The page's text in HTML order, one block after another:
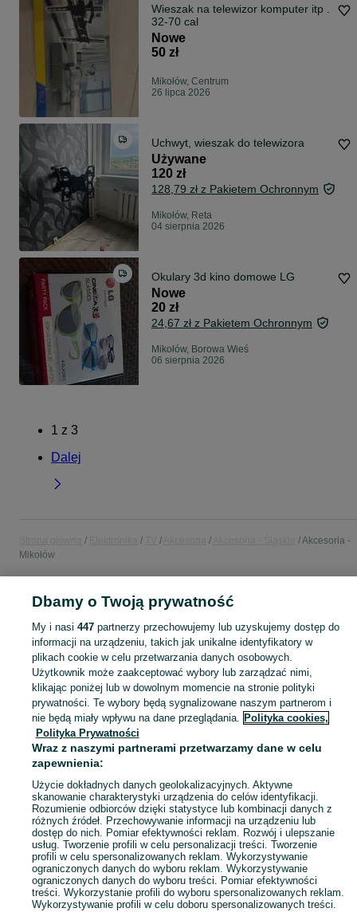
Wieszak na telewizor komputer itp .
32-70 cal
Nowe
50 zł
Mikołów, Centrum
26 lipca 2026
Uchwyt, wieszak do telewizora
Używane
120 zł
128,79 zł z Pakietem Ochronnym
Mikołów, Reta
04 sierpnia 2026
Okulary 3d kino domowe LG
Nowe
20 zł
24,67 zł z Pakietem Ochronnym
Mikołów, Borowa Wieś
06 sierpnia 2026
1 z 3
Dalej
Akcesoria -
Mikołów
POLSKA » ŚLĄSKIE » MIKOŁÓW
KATEGORIA
Zobacz
Mapa kategorii
Mapa miejscowości
Mapa ministron
Popularne wyszukiwania
Dbamy o Twoją prywatność
My i nasi 447partnerzy przechowujemy lub uzyskujemy dostęp do
informacji na urządzeniu, takich jak unikalne identyfikatory w
plikach cookie w celu przetwarzania danych osobowych.
Użytkownik może zaakceptować wybory lub zarządzać nimi,
klikając poniżej lub w dowolnym momencie na stronie polityki
prywatności. Te wybory będą sygnalizowane naszym partnerom i
nie będą miały wpływu na dane przeglądania. Polityka cookies,
Polityka Prywatności
Wraz z naszymi partnerami przetwarzamy dane w celu
zapewnienia:
Użycie dokładnych danych geolokalizacyjnych. Aktywne
skanowanie charakterystyki urządzenia do celów identyfikacji.
Rozumienie odbiorców dzięki statystyce lub kombinacji danych z
różnych źródeł. Przechowywanie informacji na urządzeniu lub
dostęp do nich. Pomiar efektywności reklam. Rozwój i ulepszanie
usług. Tworzenie profili w celu personalizacji treści. Tworzenie
profili w celu spersonalizowanych reklam. Wykorzystywanie
ograniczonych danych do wyboru reklam. Wykorzystywanie
ograniczonych danych do wyboru treści. Pomiar efektywności
treści. Wykorzystanie profili do wyboru spersonalizowanych reklam.
Wykorzystywanie profili w celu doboru spersonalizowanych treści.